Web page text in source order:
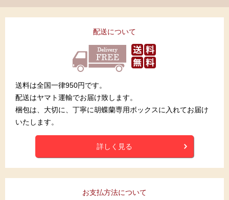
配送について
送料は全国一律950円です。
配送はヤマト運輸でお届け致します。
梱包は、大切に、丁寧に胡蝶蘭専用ボックスに入れてお届け
いたします。
詳しく見る
お支払方法について